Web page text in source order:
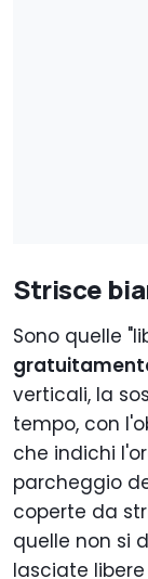
Strisce
Sono quelle
verticali, la
tempo, con
che indichi
parcheggio
coperte da
quelle non si
lasciate